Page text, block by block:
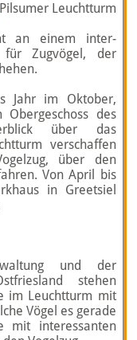
an einem inter­
für Zugvögel, der
Jahr im Oktober,
des
über das
verschaffen
über den
Von April bis
in Greetsiel
und der
stehen
im Leuchtturm mit
Vögel es gerade
mit interessanten